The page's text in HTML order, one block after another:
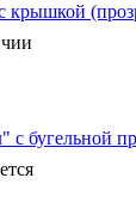
с бугельной